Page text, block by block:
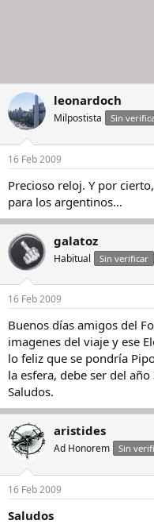
leonardoch
Milpostista Sin
16 Feb 2009
Precioso reloj. Y por
para los argentinos...
galatoz
Habitual Sin verificar
16 Feb 2009
Buenos días amigos del
imagenes del viaje y ese
lo feliz que se pondría
la esfera, debe ser del
Saludos.
aristides
Ad Honorem Sin
16 Feb 2009
Saludos